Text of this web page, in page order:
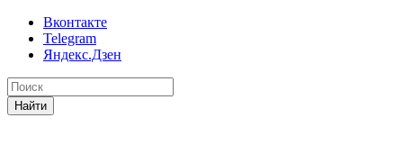
Вконтакте
Telegram
Яндекс.Дзен
Найти